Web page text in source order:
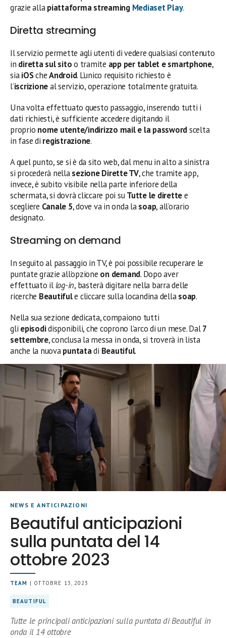
grazie allapiattaforma streaming Mediaset Play.
Diretta streaming
Il servizio permette agli utenti di vedere qualsiasi contenuto
in diretta sul sitoo tramite app per tablet e smartphone,
siaiOScheAndroid. L’unico requisito richiesto è
l’iscrizioneal servizio, operazione totalmente gratuita.
Una volta effettuato questo passaggio, inserendo tutti i
dati richiesti, è sufficiente accedere digitando il
proprio nome utente/indirizzo mail e la passwordscelta
in fase di registrazione.
A quel punto, se si è da sito web, dal menu in alto a sinistra
si procederà nellasezione Dirette TV, che tramite app,
invece, è subito visibile nella parte inferiore della
schermata, si dovrà cliccare poi suTutte le direttee
scegliere Canale 5, dove va in onda lasoap, all’orario
designato.
Streaming on demand
In seguito al passaggio in TV, è poi possibile recuperare le
puntate grazie all’opzione on demand. Dopo aver
effettuato illog-in, basterà digitare nella barra delle
ricerche Beautifule cliccare sulla locandina dellasoap.
Nella sua sezione dedicata, compaiono tutti
gli episodidisponibili, che coprono l’arco di un mese. Dal7
settembre, conclusa la messa in onda, si troverà in lista
anche la nuovapuntatadi Beautiful.
NEWS E ANTICIPAZIONI
Beautiful anticipazioni
sulla puntata del 14
ottobre 2023
TEAM | OTTOBRE 13, 2023
BEAUTIFUL
Tutte le principali anticipazioni sulla puntata di Beautiful in
onda il 14 ottobre